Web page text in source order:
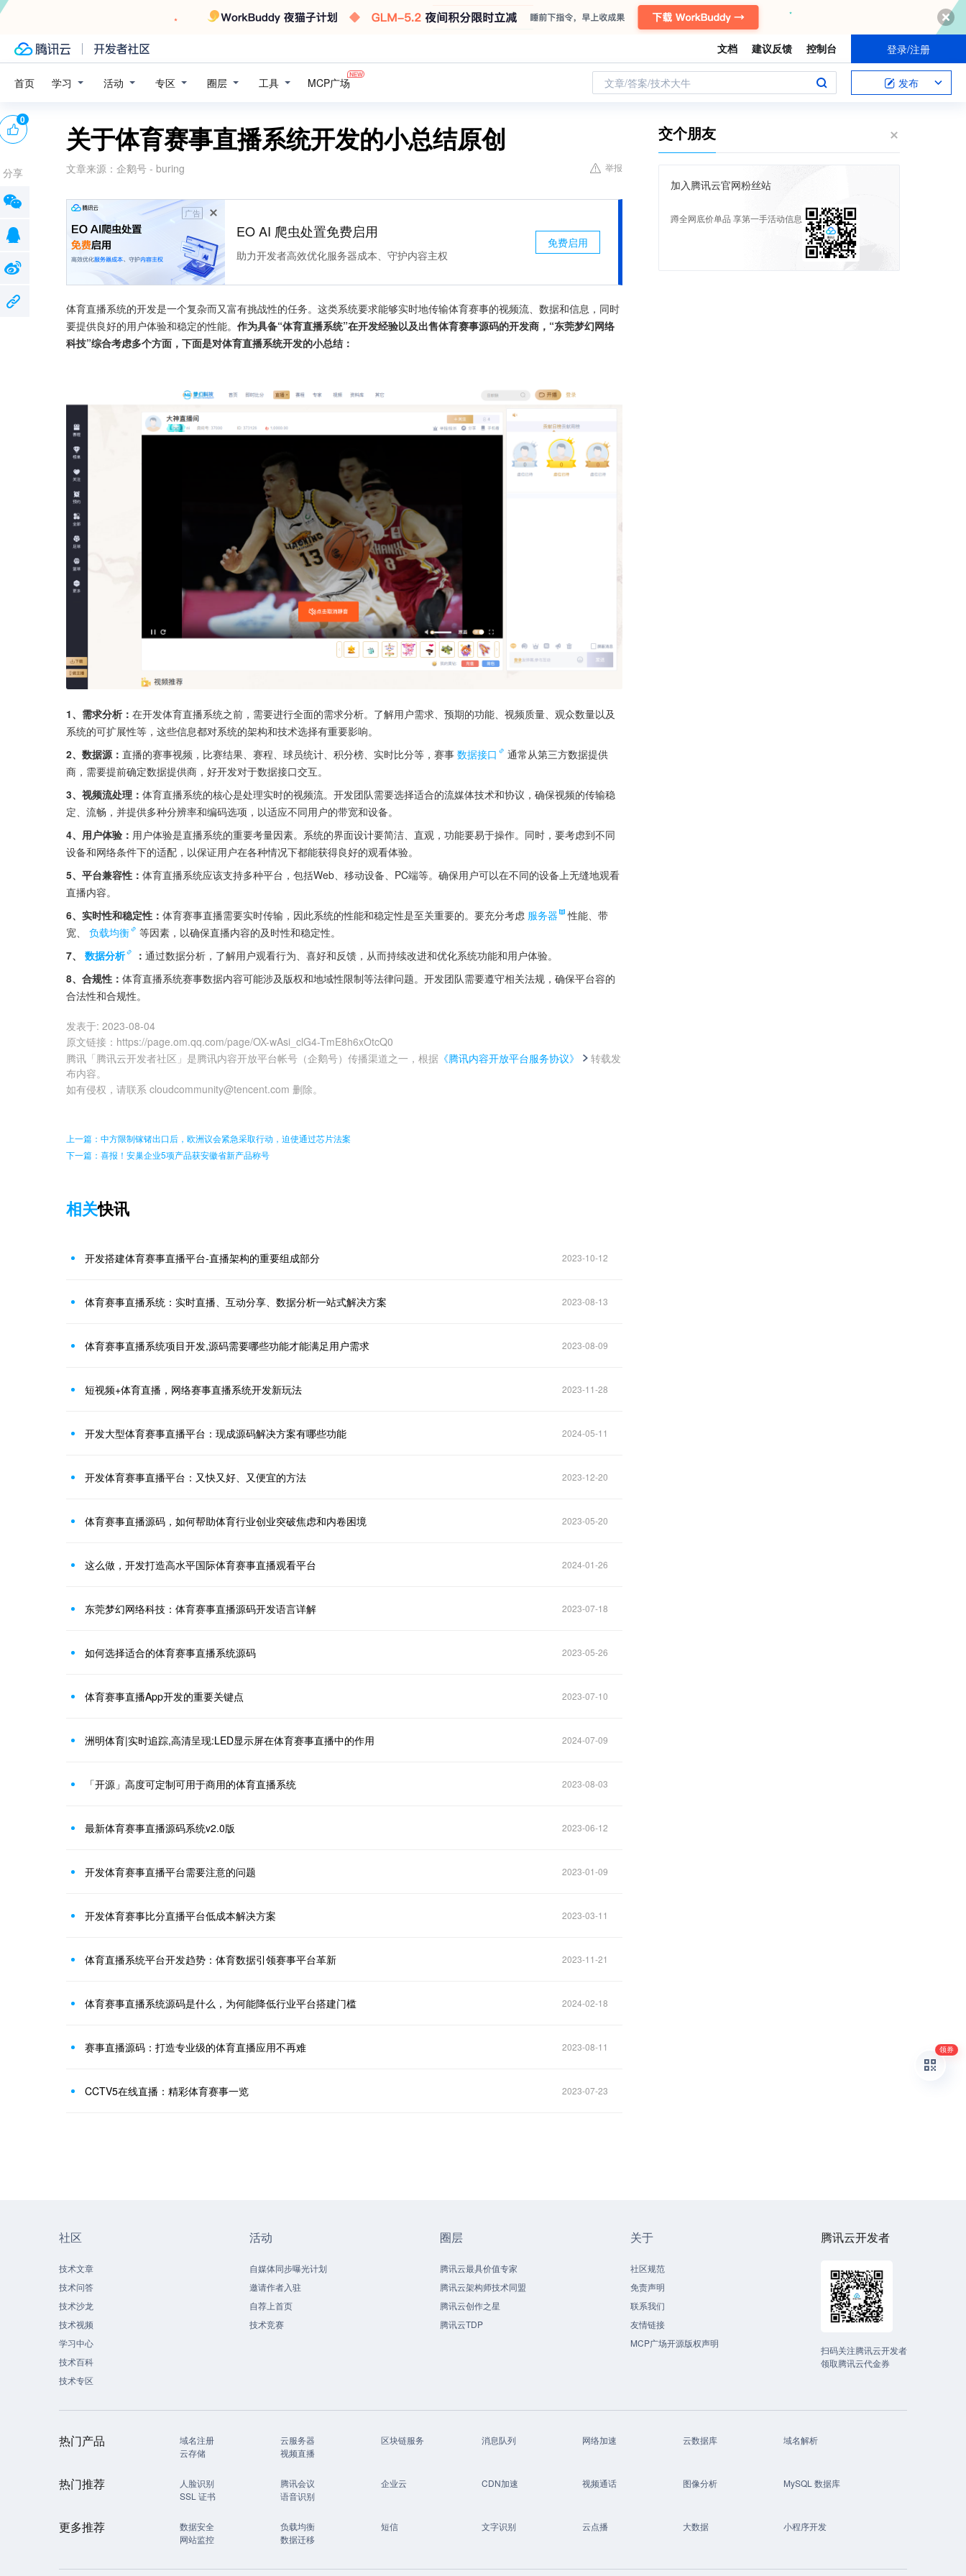
文档 建议反馈 控制台 登录/注册
首页 学习 活动 专区 圈层 工具 MCP广场 文章/答案/技术大牛 发布
关于体育赛事直播系统开发的小总结原创
文章来源： 企鹅号 - buring 举报
广告
EO AI 爬虫处置免费启用
助力开发者高效优化服务器成本、守护内容主权
免费启用
体育直播系统的开发是一个复杂而又富有挑战性的任务。这类系统要求能够实时地传输体育赛事的视频流、数据和信息，同时
要提供良好的用户体验和稳定的性能。 作为具备“体育直播系统”在开发经验以及出售体育赛事源码的开发商，“东莞梦幻网络
科技”综合考虑多个方面，下面是对体育直播系统开发的小总结：
1、需求分析： 在开发体育直播系统之前，需要进行全面的需求分析。了解用户需求、预期的功能、视频质量、观众数量以及
系统的可扩展性等，这些信息都对系统的架构和技术选择有重要影响。
2、数据源： 直播的赛事视频，比赛结果、赛程、球员统计、积分榜、实时比分等，赛事 数据接口
通常从第三方数据提供
商，需要提前确定数据提供商，好开发对于数据接口交互。
3、视频流处理： 体育直播系统的核心是处理实时的视频流。开发团队需要选择适合的流媒体技术和协议，确保视频的传输稳
定、流畅，并提供多种分辨率和编码选项，以适应不同用户的带宽和设备。
4、用户体验： 用户体验是直播系统的重要考量因素。系统的界面设计要简洁、直观，功能要易于操作。同时，要考虑到不同
设备和网络条件下的适配，以保证用户在各种情况下都能获得良好的观看体验。
5、平台兼容性： 体育直播系统应该支持多种平台，包括Web、移动设备、PC端等。确保用户可以在不同的设备上无缝地观看
直播内容。
6、实时性和稳定性： 体育赛事直播需要实时传输，因此系统的性能和稳定性是至关重要的。要充分考虑 服务器
性能、带
宽、
负载均衡
等因素，以确保直播内容的及时性和稳定性。
7、
数据分析 ： 通过数据分析，了解用户观看行为、喜好和反馈，从而持续改进和优化系统功能和用户体验。
8、合规性： 体育直播系统赛事数据内容可能涉及版权和地域性限制等法律问题。开发团队需要遵守相关法规，确保平台容的
合法性和合规性。
发表于: 2023-08-04
原文链接 ： https://page.om.qq.com/page/OX-wAsi_clG4-TmE8h6xOtcQ0
腾讯「腾讯云开发者社区」是腾讯内容开放平台帐号（企鹅号）传播渠道之一，根据 《腾讯内容开放平台服务协议》
转载发
布内容。
如有侵权，请联系 cloudcommunity@tencent.com 删除。
0
分享
上一篇：中方限制镓锗出口后，欧洲议会紧急采取行动，迫使通过芯片法案
下一篇：喜报！安巢企业5项产品获安徽省新产品称号
相关快讯
开发搭建体育赛事直播平台-直播架构的重要组成部分 2023-10-12
体育赛事直播系统：实时直播、互动分享、数据分析一站式解决方案 2023-08-13
体育赛事直播系统项目开发,源码需要哪些功能才能满足用户需求 2023-08-09
短视频+体育直播，网络赛事直播系统开发新玩法 2023-11-28
开发大型体育赛事直播平台：现成源码解决方案有哪些功能 2024-05-11
开发体育赛事直播平台：又快又好、又便宜的方法 2023-12-20
体育赛事直播源码，如何帮助体育行业创业突破焦虑和内卷困境 2023-05-20
这么做，开发打造高水平国际体育赛事直播观看平台 2024-01-26
东莞梦幻网络科技：体育赛事直播源码开发语言详解 2023-07-18
如何选择适合的体育赛事直播系统源码 2023-05-26
体育赛事直播App开发的重要关键点 2023-07-10
洲明体育|实时追踪,高清呈现:LED显示屏在体育赛事直播中的作用 2024-07-09
「开源」高度可定制可用于商用的体育直播系统 2023-08-03
最新体育赛事直播源码系统v2.0版 2023-06-12
开发体育赛事直播平台需要注意的问题 2023-01-09
开发体育赛事比分直播平台低成本解决方案 2023-03-11
体育直播系统平台开发趋势：体育数据引领赛事平台革新 2023-11-21
体育赛事直播系统源码是什么，为何能降低行业平台搭建门槛 2024-02-18
赛事直播源码：打造专业级的体育直播应用不再难 2023-08-11
CCTV5在线直播：精彩体育赛事一览 2023-07-23
交个朋友
加入腾讯云官网粉丝站
蹲全网底价单品 享第一手活动信息
社区
技术文章
技术问答
技术沙龙
技术视频
学习中心
技术百科
技术专区
活动
自媒体同步曝光计划
邀请作者入驻
自荐上首页
技术竞赛
圈层
腾讯云最具价值专家
腾讯云架构师技术同盟
腾讯云创作之星
腾讯云TDP
关于
社区规范
免责声明
联系我们
友情链接
MCP广场开源版权声明
腾讯云开发者
扫码关注腾讯云开发者
领取腾讯云代金券
热门产品 域名注册 云服务器 区块链服务 消息队列 网络加速 云数据库
域名解析
云存储
视频直播
热门推荐 人脸识别 腾讯会议 企业云 CDN加速 视频通话 图像分析
MySQL 数据库
SSL 证书
语音识别
更多推荐 数据安全 负载均衡 短信 文字识别 云点播 大数据
小程序开发
网站监控
数据迁移
领券